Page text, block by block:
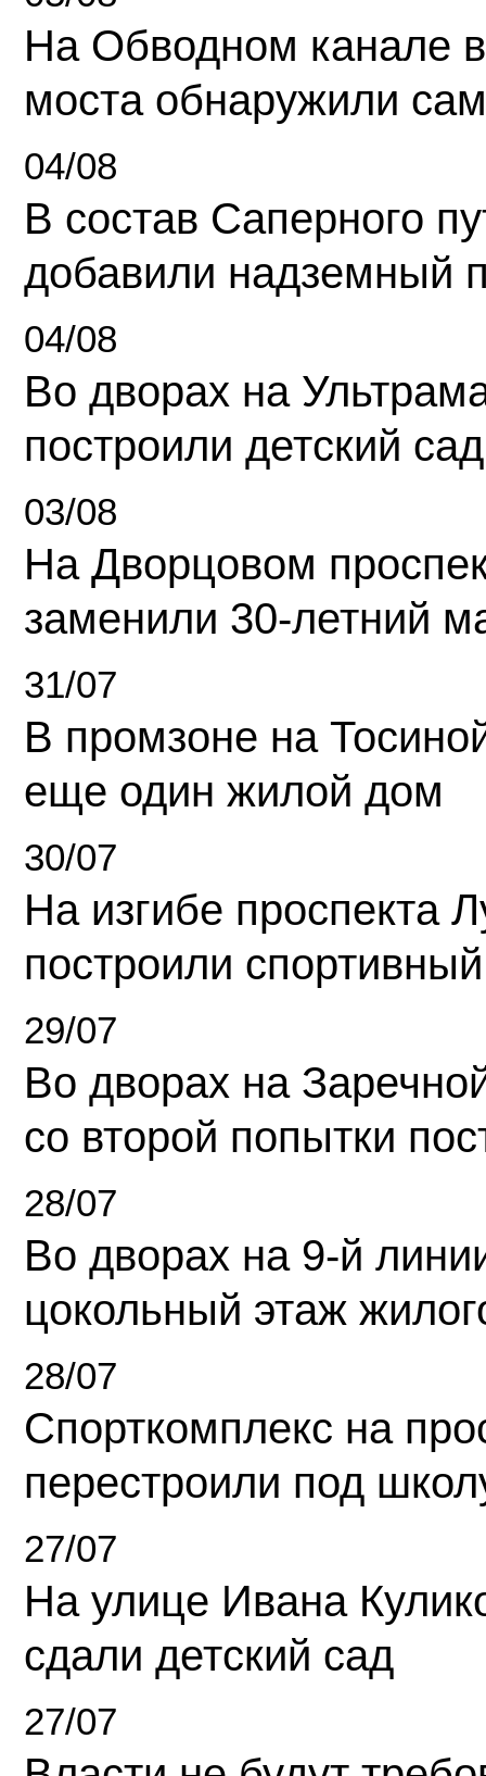
На Обводном канале
моста обнаружили
04/08
В состав Саперного
добавили надземный
04/08
Во дворах на
построили детский сад
03/08
На Дворцовом
заменили 30-летний
31/07
В промзоне на
еще один жилой дом
30/07
На изгибе проспекта
построили
29/07
Во дворах на
со второй попытки
28/07
Во дворах на 9-й
цокольный этаж
28/07
Спорткомплекс на
перестроили под
27/07
На улице Ивана
сдали детский сад
27/07